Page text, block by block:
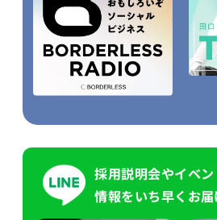
採用説明会やイベ
情報をいち早くお届